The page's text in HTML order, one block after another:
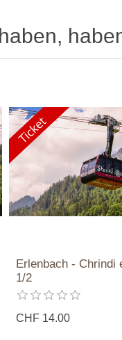
Erlenbach - Chrindi
1/2
CHF 14.00